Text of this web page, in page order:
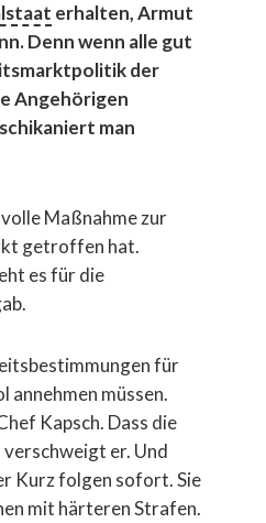
erhalten, Armut
Denn wenn alle gut
der
Angehörigen
man
Maßnahme zur
getroffen hat.
es für die
für
annehmen müssen.
Kapsch. Dass die
er. Und
Kurz folgen sofort. Sie
mit härteren Strafen.